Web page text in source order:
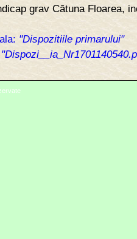
grav Cătuna Floarea,
"Dispozitiile primarului"